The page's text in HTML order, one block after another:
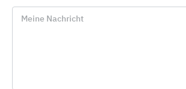
Meine Nachricht